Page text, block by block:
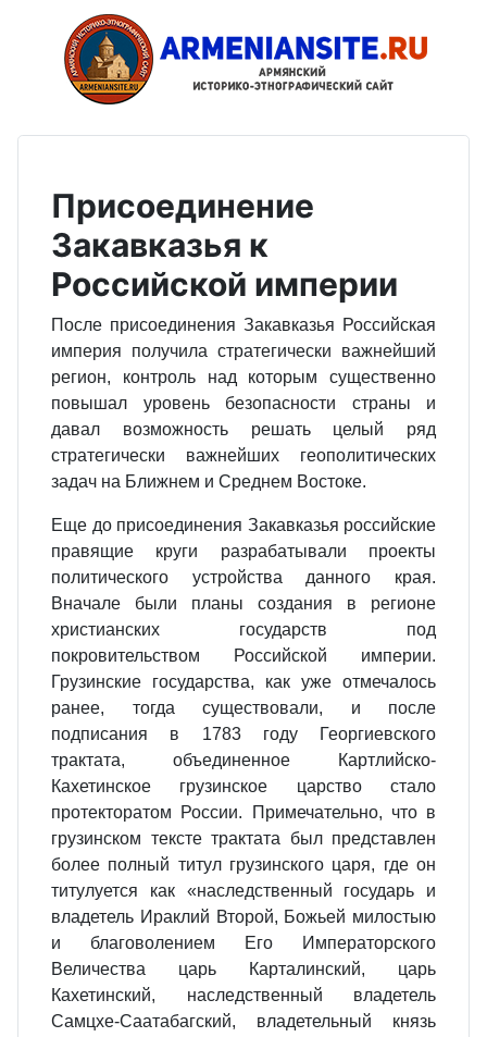
Присоединение
Закавказья к
Российской империи
После присоединения Закавказья Российская
империя получила стратегически важнейший
регион, контроль над которым существенно
повышал уровень безопасности страны и
давал возможность решать целый ряд
стратегически важнейших геополитических
задач на Ближнем и Среднем Востоке.
Еще до присоединения Закавказья российские
правящие круги разрабатывали проекты
политического устройства данного края.
Вначале были планы создания в регионе
христианских государств под
покровительством Российской империи.
Грузинские государства, как уже отмечалось
ранее, тогда существовали, и после
подписания в 1783 году Георгиевского
трактата, объединенное Картлийско-
Кахетинское грузинское царство стало
протекторатом России. Примечательно, что в
грузинском тексте трактата был представлен
более полный титул грузинского царя, где он
титулуется как «наследственный государь и
владетель Ираклий Второй, Божьей милостыю
и благоволением Его Императорского
Величества царь Карталинский, царь
Кахетинский, наследственный владетель
Самцхе-Саатабагский, владетельный князь